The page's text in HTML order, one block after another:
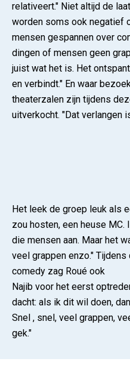
relativeert." Niet altijd de
worden soms ook negatief
mensen gespannen over
dingen of mensen geen
juist wat het is. Het
en verbindt." En waar
theaterzalen zijn tijdens
uitverkocht. "Dat verlangen
Het leek de groep leuk als
zou hosten, een heuse MC.
die mensen aan. Maar het
veel grappen enzo."
comedy zag Roué ook
Najib voor het eerst
dacht: als ik dit wil doen,
Snel , snel, veel grappen,
gek."